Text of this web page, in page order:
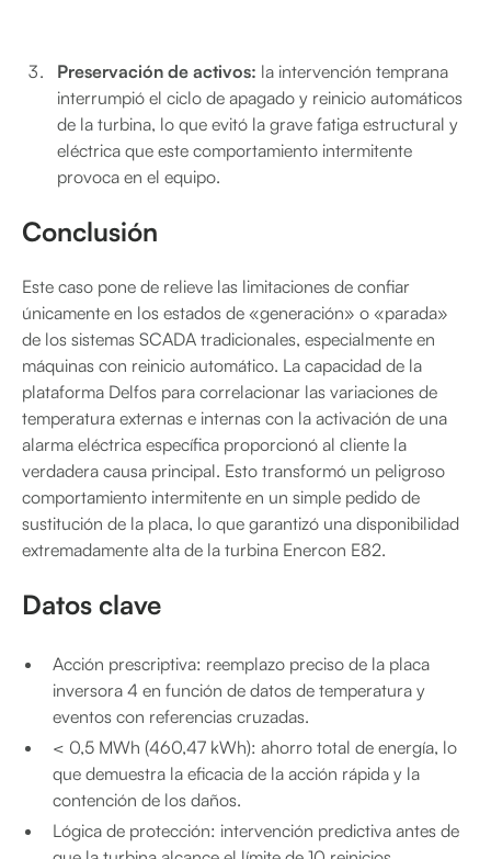
Preservación de activos: la intervención temprana
interrumpió el ciclo de apagado y reinicio automáticos
de la turbina, lo que evitó la grave fatiga estructural y
eléctrica que este comportamiento intermitente
provoca en el equipo.
Conclusión
Este caso pone de relieve las limitaciones de confiar
únicamente en los estados de «generación» o «parada»
de los sistemas SCADA tradicionales, especialmente en
máquinas con reinicio automático. La capacidad de la
plataforma Delfos para correlacionar las variaciones de
temperatura externas e internas con la activación de una
alarma eléctrica específica proporcionó al cliente la
verdadera causa principal. Esto transformó un peligroso
comportamiento intermitente en un simple pedido de
sustitución de la placa, lo que garantizó una disponibilidad
extremadamente alta de la turbina Enercon E82.
Datos clave
Acción prescriptiva: reemplazo preciso de la placa
inversora 4 en función de datos de temperatura y
eventos con referencias cruzadas.
< 0,5 MWh (460,47 kWh): ahorro total de energía, lo
que demuestra la eficacia de la acción rápida y la
contención de los daños.
Lógica de protección: intervención predictiva antes de